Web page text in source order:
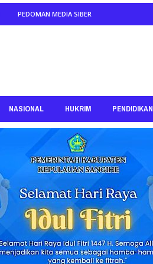
PEDOMAN MEDIA SIBER
NASIONAL HUKRIM PENDIDIKAN